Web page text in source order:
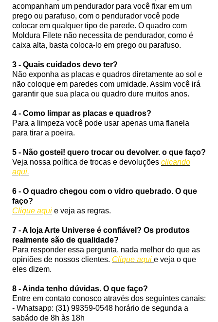
acompanham um pendurador para você fixar em um
prego ou parafuso, com o pendurador você pode
colocar em qualquer tipo de parede. O quadro com
Moldura Filete não necessita de pendurador, como é
caixa alta, basta coloca-lo em prego ou parafuso.
3 - Quais cuidados devo ter?
Não exponha as placas e quadros diretamente ao sol e
não coloque em paredes com umidade. Assim você irá
garantir que sua placa ou quadro dure muitos anos.
4 - Como limpar as placas e quadros?
Para a limpeza você pode usar apenas uma flanela
para tirar a poeira.
5 - Não gostei! quero trocar ou devolver. o que faço?
Veja nossa política de trocas e devoluções clicando
aqui.
6 - O quadro chegou com o vidro quebrado. O que
faço?
Clique aqui e veja as regras.
7 - A loja Arte Universe é confiável? Os produtos
realmente são de qualidade?
Para responder essa pergunta, nada melhor do que as
opiniões de nossos clientes. Clique aqui e veja o que
eles dizem.
8 - Ainda tenho dúvidas. O que faço?
Entre em contato conosco através dos seguintes canais:
- Whatsapp: (31) 99359-0548 horário de segunda a
sabádo de 8h às 18h